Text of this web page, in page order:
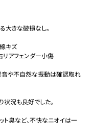
大きな破損なし。
キズ
アフェンダー小傷
音や不自然な振動は確認取れ
況も良好でした。
ト臭など、不快なニオイは一